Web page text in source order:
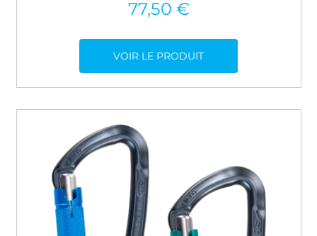
77,50 €
VOIR LE PRODUIT